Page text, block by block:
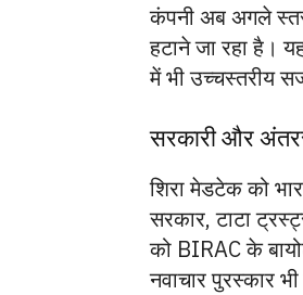
कंपनी अब अगले
हटाने जा रहा है।
में भी उच्चस्तरीय
सरकारी और
शिरा मेडटेक को
सरकार, टाटा
को BIRAC के
नवाचार पुरस्कार